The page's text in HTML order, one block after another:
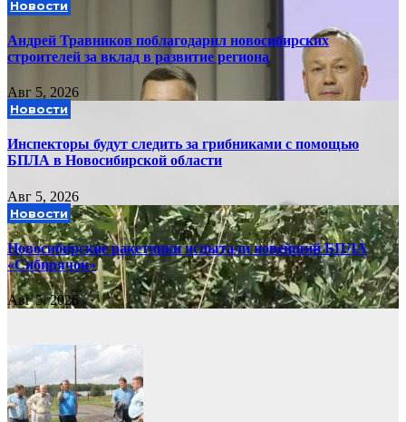
Новости
Андрей Травников поблагодарил новосибирских
строителей за вклад в развитие региона
Авг 5, 2026
Новости
Инспекторы будут следить за грибниками с помощью
БПЛА в Новосибирской области
Авг 5, 2026
Новости
Новосибирские ракетчики испытали новейший БПЛА
«Сибирячок»
Авг 5, 2026